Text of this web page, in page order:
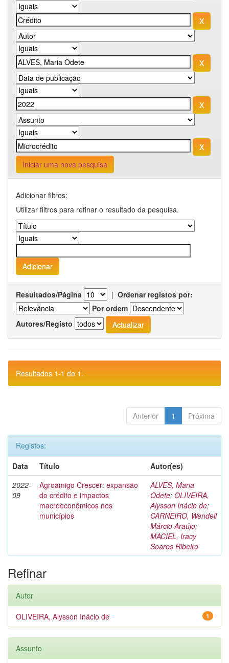
Iniciar uma nova pesquisa
Adicionar filtros:
Utilizar filtros para refinar o resultado da pesquisa.
Resultados/Página | Ordenar registos por:
Por ordem
Autores/Registo
Resultados 1-1 de 1.
Anterior 1 Próxima
Registos:
Data
Título
Autor(es)
2022-
09
Agroamigo Crescer: expansão
do crédito e impactos
macroeconômicos nos
municípios
ALVES, Maria
Odete; OLIVEIRA,
Alysson Inácio de;
CARNEIRO, Wendell
Márcio Araújo;
MACIEL, Iracy
Soares Ribeiro
Refinar
Autor
1
OLIVEIRA, Alysson Inácio de
Assunto